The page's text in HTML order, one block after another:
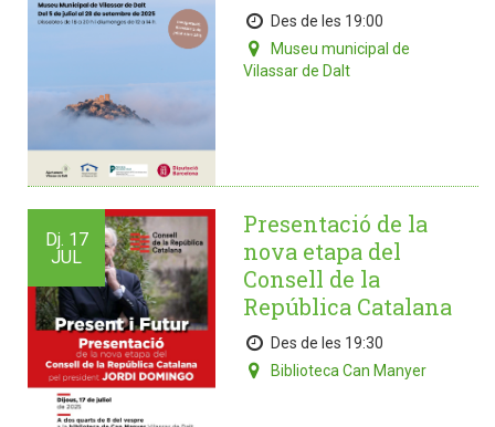
Des de les 19:00
Museu municipal de
Vilassar de Dalt
Dj. 17
JUL
Presentació de la
nova etapa del
Consell de la
República Catalana
Des de les 19:30
Biblioteca Can Manyer